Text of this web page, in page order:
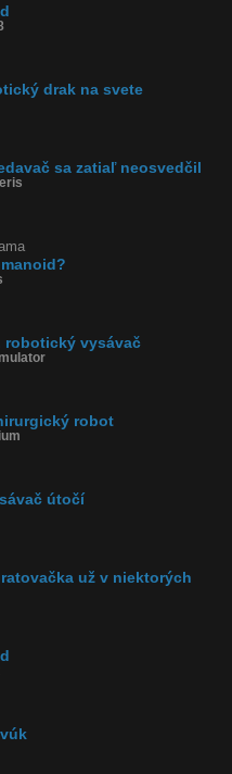
do lopty, brankár, futbal,
drak na svete
sa zatiaľ neosvedčil
robotický vysávač
robot
útočí
už v niektorých